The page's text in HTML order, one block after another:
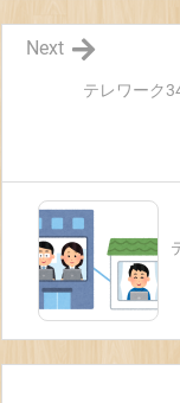
テレワーク
Next